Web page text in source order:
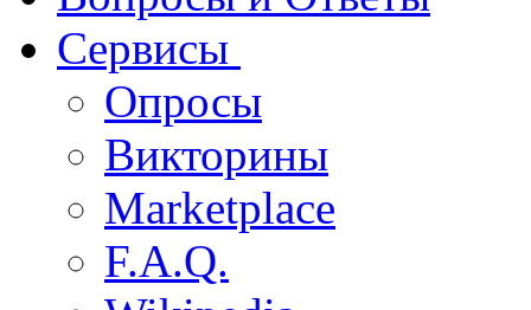
Сервисы
Опросы
Викторины
Marketplace
F.A.Q.